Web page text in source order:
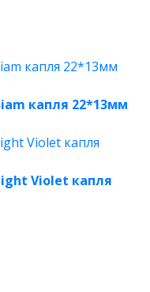
капля 22*13мм
Violet капля